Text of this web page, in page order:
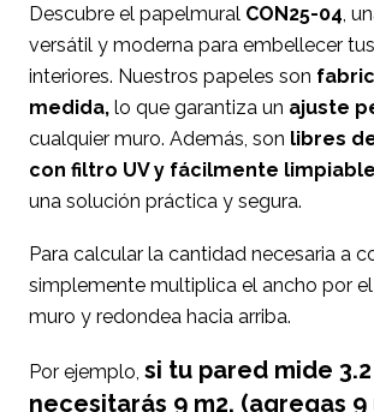
Descubre el papelmural CON25-04,
versátil y moderna para embellecer
interiores. Nuestros papeles son
medida, lo que garantiza un ajuste
cualquier muro. Además, son libres
con filtro UV y fácilmente
una solución práctica y segura.
Para calcular la cantidad necesaria a
simplemente multiplica el ancho por
muro y redondea hacia arriba.
Por ejemplo, si tu pared mide 3.2
necesitarás 9 m2. (agregas